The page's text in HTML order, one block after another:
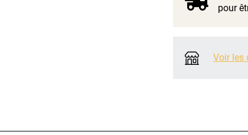
pour
Voir les